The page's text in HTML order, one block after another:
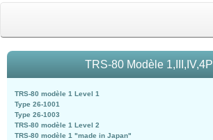
TRS-80 Modèle 1,III,IV,4P
TRS-80 modèle 1 Level 1
Type 26-1001
Type 26-1003
TRS-80 modèle 1 Level 2
TRS-80 modèle 1 "made in Japan"